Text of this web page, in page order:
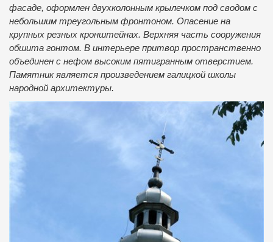
фасаде, оформлен двухколонным крылечком под сводом с
небольшим треугольным фронтоном. Опасение на
крупных резных кронштейнах. Верхняя часть сооружения
обшита гонтом. В интерьере притвор пространственно
объединен с нефом высоким пятигранным отверстием.
Памятник является произведением галицкой школы
народной архитектуры.